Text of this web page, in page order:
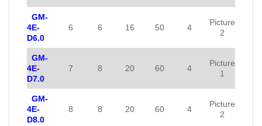
GM-
4E-
D6.0
6 6 16 50 4
Picture
2
GM-
4E-
D7.0
7 8 20 60 4
Picture
1
GM-
4E-
D8.0
8 8 20 60 4
Picture
2